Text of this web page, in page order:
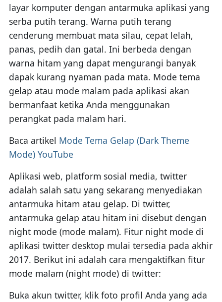
layar komputer dengan antarmuka aplikasi yang
serba putih terang. Warna putih terang
cenderung membuat mata silau, cepat lelah,
panas, pedih dan gatal. Ini berbeda dengan
warna hitam yang dapat mengurangi banyak
dapak kurang nyaman pada mata. Mode tema
gelap atau mode malam pada aplikasi akan
bermanfaat ketika Anda menggunakan
perangkat pada malam hari.
Baca artikel Mode Tema Gelap (Dark Theme
Mode) YouTube
Aplikasi web, platform sosial media, twitter
adalah salah satu yang sekarang menyediakan
antarmuka hitam atau gelap. Di twitter,
antarmuka gelap atau hitam ini disebut dengan
night mode (mode malam). Fitur night mode di
aplikasi twitter desktop mulai tersedia pada akhir
2017. Berikut ini adalah cara mengaktifkan fitur
mode malam (night mode) di twitter:
Buka akun twitter, klik foto profil Anda yang ada